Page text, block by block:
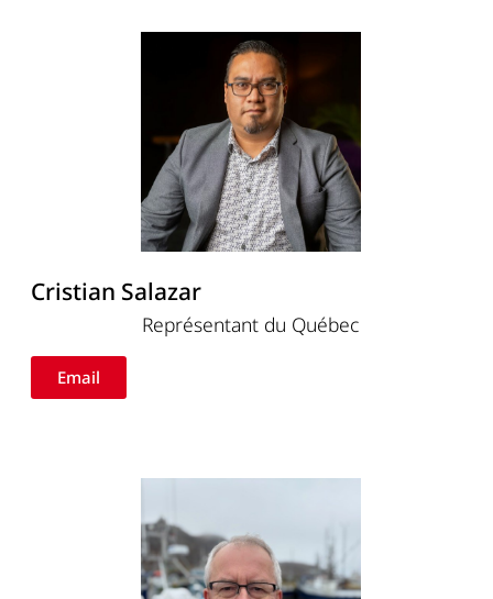
Cristian Salazar
Représentant du Québec
Email